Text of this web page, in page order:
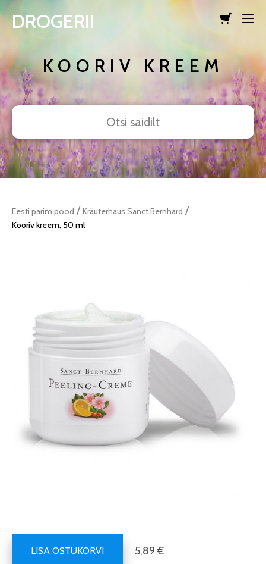
lisati ostukorvi.
DROGERII
KOORIV KREEM
Eesti parim pood / Kräuterhaus Sanct Bernhard /
Kooriv kreem, 50 ml
LISA OSTUKORVI 5,89 €